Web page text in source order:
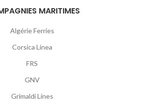
MARITIMES
Algérie Ferries
Corsica Linea
FRS
GNV
Grimaldi Lines